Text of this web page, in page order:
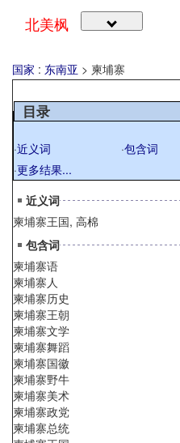
北美枫
国家 : 东南亚 > 柬埔寨
目录
·近义词 ·包含词
·更多结果...
近义词
柬埔寨王国, 高棉
包含词
柬埔寨语
柬埔寨人
柬埔寨历史
柬埔寨王朝
柬埔寨文学
柬埔寨舞蹈
柬埔寨国徽
柬埔寨野牛
柬埔寨美术
柬埔寨政党
柬埔寨总统